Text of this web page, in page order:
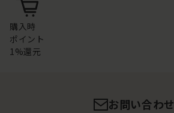
購入時
ポイント
1%還元
お問い合わせ